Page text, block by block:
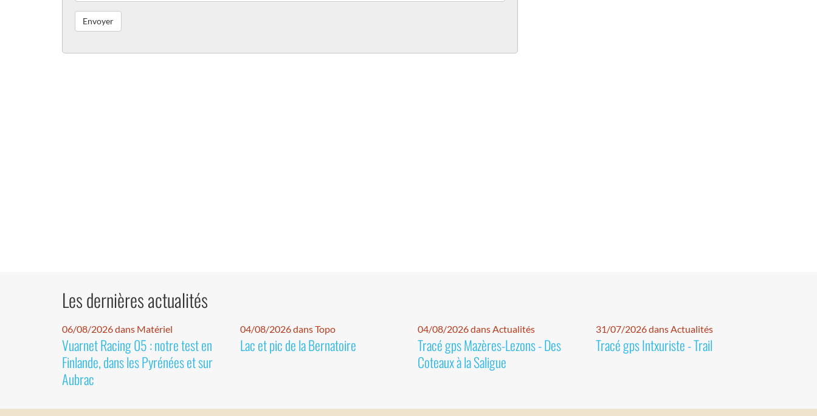
Les dernières actualités
06/08/2026 dans Matériel
Vuarnet Racing 05 : notre test en
Finlande, dans les Pyrénées et sur
Aubrac
04/08/2026 dans Topo
Lac et pic de la Bernatoire
04/08/2026 dans Actualités
Tracé gps Mazères-Lezons - Des
Coteaux à la Saligue
31/07/2026 dans Actualités
Tracé gps Intxuriste - Trail